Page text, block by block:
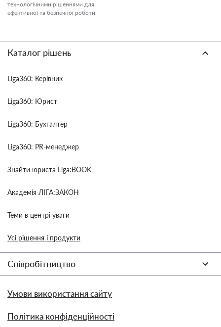
технологічними рішеннями для
ефективної та безпечної роботи.
Каталог рішень
Liga360: Керівник
Liga360: Юрист
Liga360: Бухгалтер
Liga360: PR-менеджер
Знайти юриста Liga:BOOK
Академія ЛІГА:ЗАКОН
Теми в центрі уваги
Усі рішення і продукти
Співробітництво
Умови використання сайту
Політика конфіденційності